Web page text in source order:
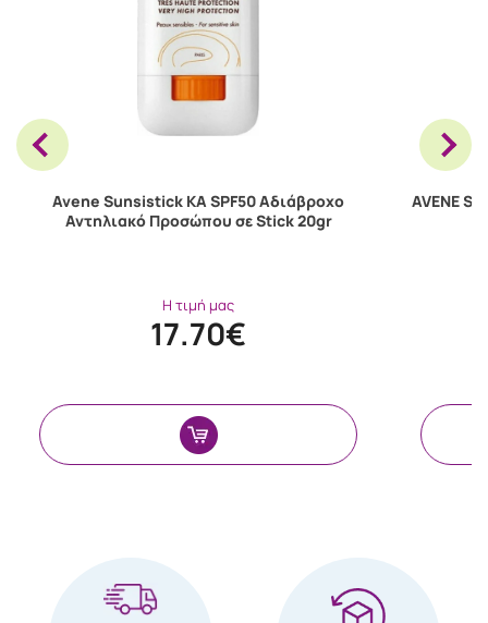
Avene Sunsistick KA SPF50 Αδιάβροχο
Αντηλιακό Προσώπου σε Stick 20gr
Η τιμή μας
17.70€
AVENE